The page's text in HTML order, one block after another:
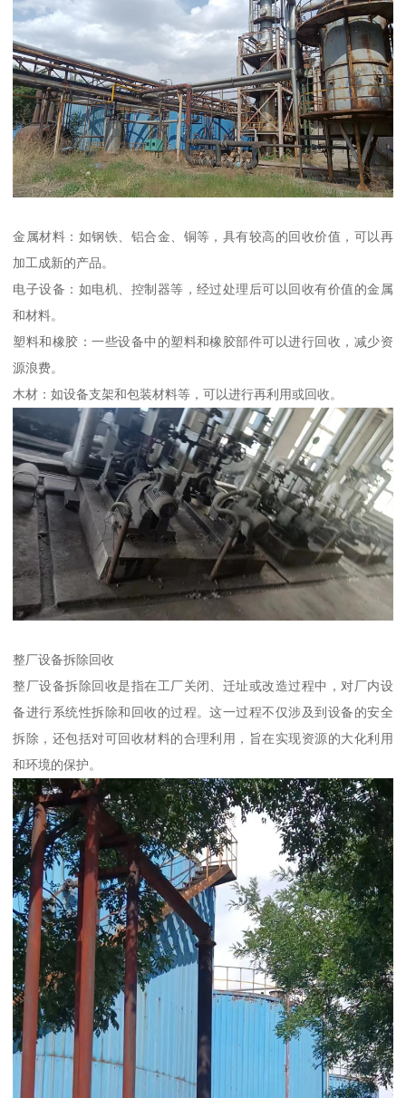
金属材料：如钢铁、铝合金、铜等，具有较高的回收价值，可以再
加工成新的产品。
电子设备：如电机、控制器等，经过处理后可以回收有价值的金属
和材料。
塑料和橡胶：一些设备中的塑料和橡胶部件可以进行回收，减少资
源浪费。
木材：如设备支架和包装材料等，可以进行再利用或回收。
整厂设备拆除回收
整厂设备拆除回收是指在工厂关闭、迁址或改造过程中，对厂内设
备进行系统性拆除和回收的过程。这一过程不仅涉及到设备的安全
拆除，还包括对可回收材料的合理利用，旨在实现资源的大化利用
和环境的保护。